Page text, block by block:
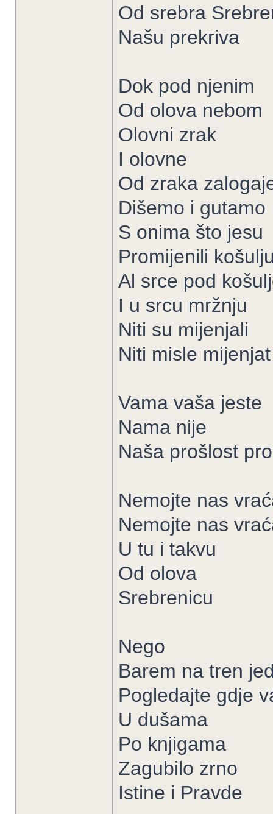
Od srebra
Našu prekriva
Dok pod njenim
Od olova nebom
Olovni zrak
I olovne
Od zraka
Dišemo i gutamo
S onima što jesu
Promijenili
Al srce pod
I u srcu mržnju
Niti su mijenjali
Niti misle mijenjat
Vama vaša jeste
Nama nije
Naša prošlost
Nemojte nas
Nemojte nas
U tu i takvu
Od olova
Srebrenicu
Nego
Barem na tren
Pogledajte gdje
U dušama
Po knjigama
Zagubilo zrno
Istine i Pravde